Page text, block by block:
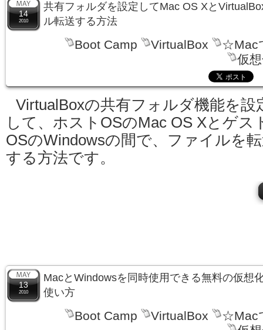
14
2010
共有フォルダを設定してMac OS Xと
ル転送する方法
Boot Camp VirtualBox
☆Mac
仮
VirtualBoxの共有フォルダ機能を設
して、ホストOSのMac OS Xとゲス
OSのWindowsの間で、ファイルを
する方法です。
13
2010
MacとWindowsを同時使用できる無料の仮想
使い方
Boot Camp VirtualBox
☆Mac